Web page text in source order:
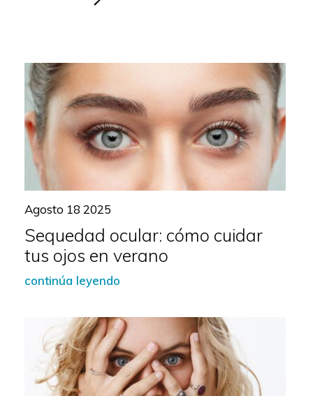
Agosto 18 2025
Sequedad ocular: cómo cuidar
tus ojos en verano
continúa leyendo